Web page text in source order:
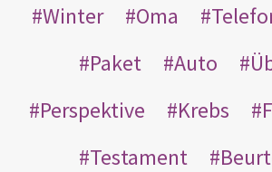
Winter
Oma
Paket
Auto
Perspektive
Krebs
Testament